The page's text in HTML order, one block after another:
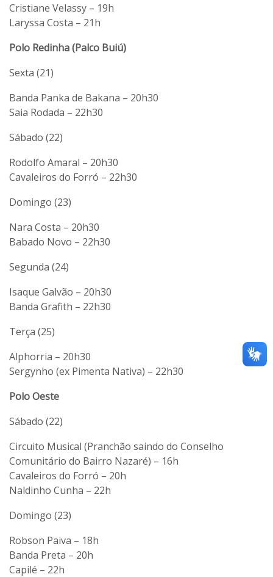
Cristiane Velassy – 19h
Laryssa Costa – 21h
Polo Redinha (Palco Buiú)
Sexta (21)
Banda Panka de Bakana – 20h30
Saia Rodada – 22h30
Sábado (22)
Rodolfo Amaral – 20h30
Cavaleiros do Forró – 22h30
Domingo (23)
Nara Costa – 20h30
Babado Novo – 22h30
Segunda (24)
Isaque Galvão – 20h30
Banda Grafith – 22h30
Terça (25)
Alphorria – 20h30
Sergynho (ex Pimenta Nativa) – 22h30
Polo Oeste
Sábado (22)
Circuito Musical (Pranchão saindo do Conselho
Comunitário do Bairro Nazaré) – 16h
Cavaleiros do Forró – 20h
Naldinho Cunha – 22h
Domingo (23)
Robson Paiva – 18h
Banda Preta – 20h
Capilé – 22h